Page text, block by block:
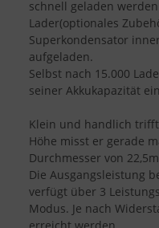
schnell geladen
Lader(optionales
Superkondensator
aufgeladen.
Selbst nach 15.000
seiner Akkukapazität
Klein und handlich
Höhe misst er gerade
Durchmesser von
Die Ausgangsleistung
verfügt über 3
Modus. Je nach